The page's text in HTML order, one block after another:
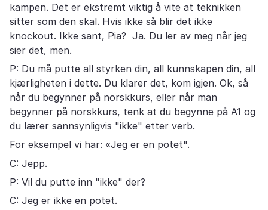
kampen. Det er ekstremt viktig å vite at teknikken
sitter som den skal. Hvis ikke så blir det ikke
knockout. Ikke sant, Pia? Ja. Du ler av meg når jeg
sier det, men.
P: Du må putte all styrken din, all kunnskapen din, all
kjærligheten i dette. Du klarer det, kom igjen. Ok, så
når du begynner på norskkurs, eller når man
begynner på norskkurs, tenk at du begynne på A1 og
du lærer sannsynligvis "ikke" etter verb.
For eksempel vi har: «Jeg er en potet".
C: Jepp.
P: Vil du putte inn "ikke" der?
C: Jeg er ikke en potet.